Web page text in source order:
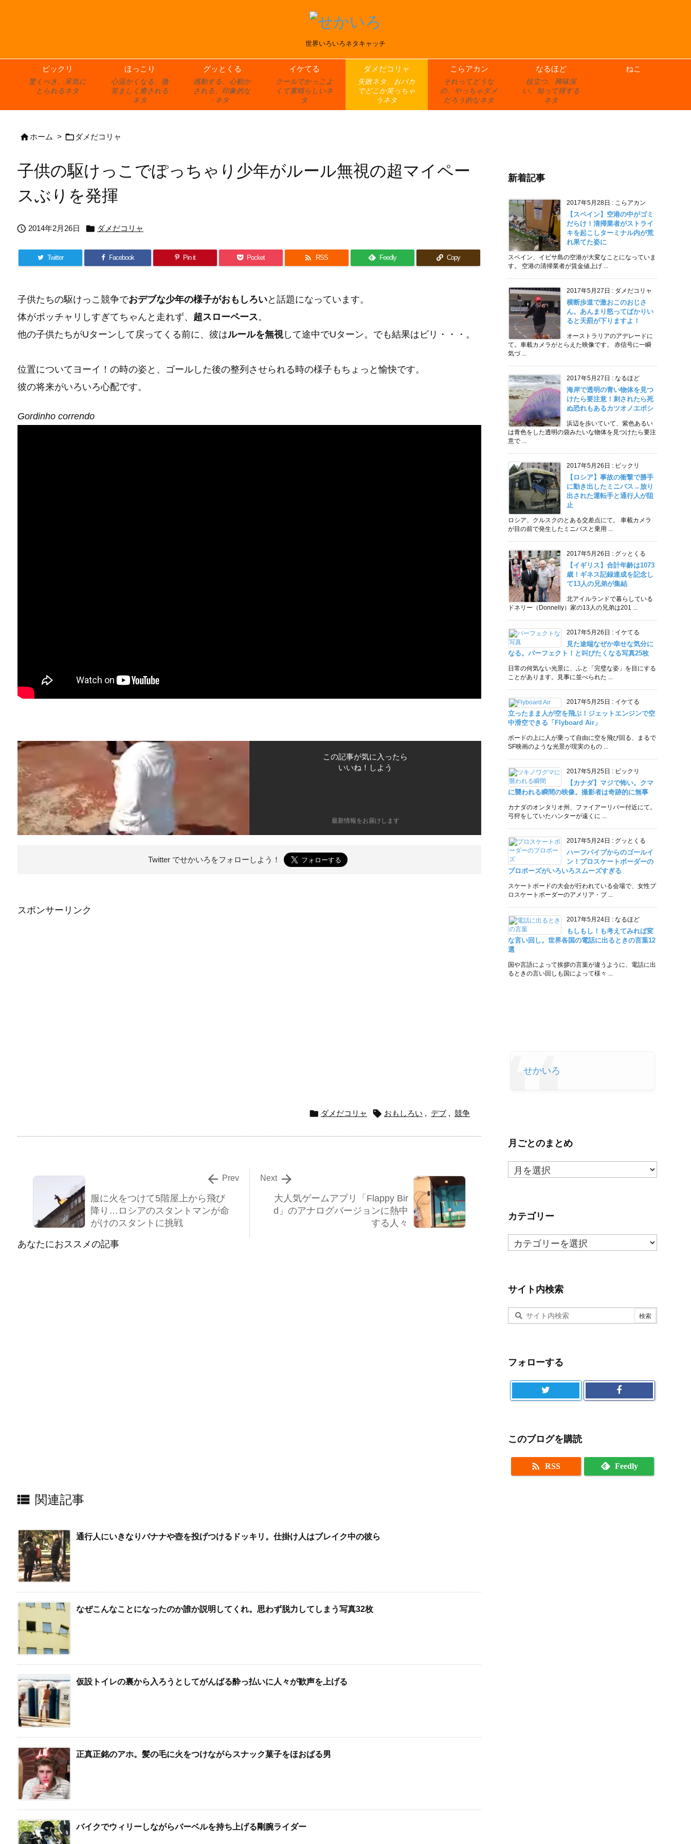
世界いろいろネタキャッチ
ビックリ
驚くべき、呆気に
とられるネタ
ほっこり
心温かくなる、微
笑ましく癒される
ネタ
グッとくる
感動する、心動か
される、印象的な
ネタ
イケてる
クールでかっこよ
くて素晴らしいネ
タ
ダメだコリャ
失敗ネタ、おバカ
でどこか笑っちゃ
うネタ
こらアカン
それってどうな
の、やっちゃダメ
だろう的なネタ
なるほど
役立つ、興味深
い、知って得する
ネタ
ねこ
ホーム >  ダメだコリャ
子供の駆けっこでぽっちゃり少年がルール無視の超マイペー
スぶりを発揮
 2014年2月26日  ダメだコリャ
Twitter Facebook Pin it Pocket  RSS Feedly Copy
子供たちの駆けっこ競争でおデブな少年の様子がおもしろいと話題になっています。
体がポッチャリしすぎてちゃんと走れず、 超スローペース。
他の子供たちがUターンして戻ってくる前に、彼はルールを無視して途中でUターン。でも結果はビリ・・・。
位置についてヨーイ！の時の姿と、ゴールした後の整列させられる時の様子もちょっと愉快です。
彼の将来がいろいろ心配です。
Gordinho correndo
この記事が気に入ったら
いいね！しよう
最新情報をお届けします
Twitter でせかいろをフォローしよう！
スポンサーリンク
 ダメだコリャ  おもしろい , デブ , 競争
大人気ゲームアプリ「Flappy Bir
d」のアナログバージョンに熱中
する人々

Next
服に火をつけて5階屋上から飛び
降り…ロシアのスタントマンが命
がけのスタントに挑戦
 Prev
あなたにおススメの記事
 関連記事
通行人にいきなりバナナや壺を投げつけるドッキリ。仕掛け人はブレイク中の彼ら
なぜこんなことになったのか誰か説明してくれ。思わず脱力してしまう写真32枚
仮設トイレの裏から入ろうとしてがんばる酔っ払いに人々が歓声を上げる
正真正銘のアホ。髪の毛に火をつけながらスナック菓子をほおばる男
バイクでウィリーしながらバーベルを持ち上げる剛腕ライダー
新着記事
2017年5月28日 : こらアカン
【スペイン】空港の中がゴミ
だらけ！清掃業者がストライ
キを起こしターミナル内が荒
れ果てた姿に
スペイン、イビサ島の空港が大変なことになっていま
す。 空港の清掃業者が賃金値上げ ...
2017年5月27日 : ダメだコリャ
横断歩道で激おこのおじさ
ん。あんまり怒ってばかりい
ると天罰が下りますよ！
オーストラリアのアデレードに
て。車載カメラがとらえた映像です。 赤信号に一瞬
気づ ...
2017年5月27日 : なるほど
海岸で透明の青い物体を見つ
けたら要注意！刺されたら死
ぬ恐れもあるカツオノエボシ
浜辺を歩いていて、紫色あるい
は青色をした透明の袋みたいな物体を見つけたら要注
意で ...
2017年5月26日 : ビックリ
【ロシア】事故の衝撃で勝手
に動き出したミニバス→放り
出された運転手と通行人が阻
止
ロシア、クルスクのとある交差点にて。 車載カメラ
が目の前で発生したミニバスと乗用 ...
2017年5月26日 : グッとくる
【イギリス】合計年齢は1073
歳！ギネス記録達成を記念し
て13人の兄弟が集結
北アイルランドで暮らしている
ドネリー（Donnelly）家の13人の兄弟は201 ...
2017年5月26日 : イケてる
見た途端なぜか幸せな気分に
なる。パーフェクト！と叫びたくなる写真25枚
日常の何気ない光景に、ふと「完璧な姿」を目にする
ことがあります。見事に並べられた ...
2017年5月25日 : イケてる
立ったまま人が空を飛ぶ！ジェットエンジンで空
中滑空できる「Flyboard Air」
ボードの上に人が乗って自由に空を飛び回る、まるで
SF映画のような光景が現実のもの ...
2017年5月25日 : ビックリ
【カナダ】マジで怖い。クマ
に襲われる瞬間の映像。撮影者は奇跡的に無事
カナダのオンタリオ州、ファイアーリバー付近にて。
弓狩をしていたハンターが遠くに ...
2017年5月24日 : グッとくる
ハーフパイプからのゴールイ
ン！プロスケートボーダーの
プロポーズがいろいろスムーズすぎる
スケートボードの大会が行われている会場で、女性プ
ロスケートボーダーのアメリア・ブ ...
2017年5月24日 : なるほど
もしもし！も考えてみれば変
な言い回し。世界各国の電話に出るときの言葉12
選
国や言語によって挨拶の言葉が違うように、電話に出
るときの言い回しも国によって様々 ...
せかいろ
月ごとのまとめ
月
ご
ま
め
カテゴリー
カ
テ
ー
サイト内検索
フォローする
このブログを購読
 RSS Feedly